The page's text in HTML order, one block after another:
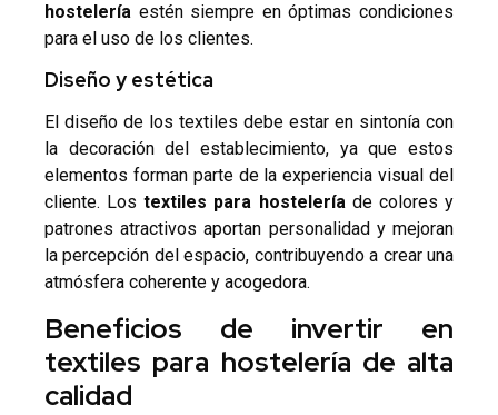
hostelería estén siempre en óptimas condiciones
para el uso de los clientes.
Diseño y estética
El diseño de los textiles debe estar en sintonía con
la decoración del establecimiento, ya que estos
elementos forman parte de la experiencia visual del
cliente. Lostextiles para hosteleríade colores y
patrones atractivos aportan personalidad y mejoran
la percepción del espacio, contribuyendo a crear una
atmósfera coherente y acogedora.
Beneficios de invertir en
textiles para hostelería de alta
calidad